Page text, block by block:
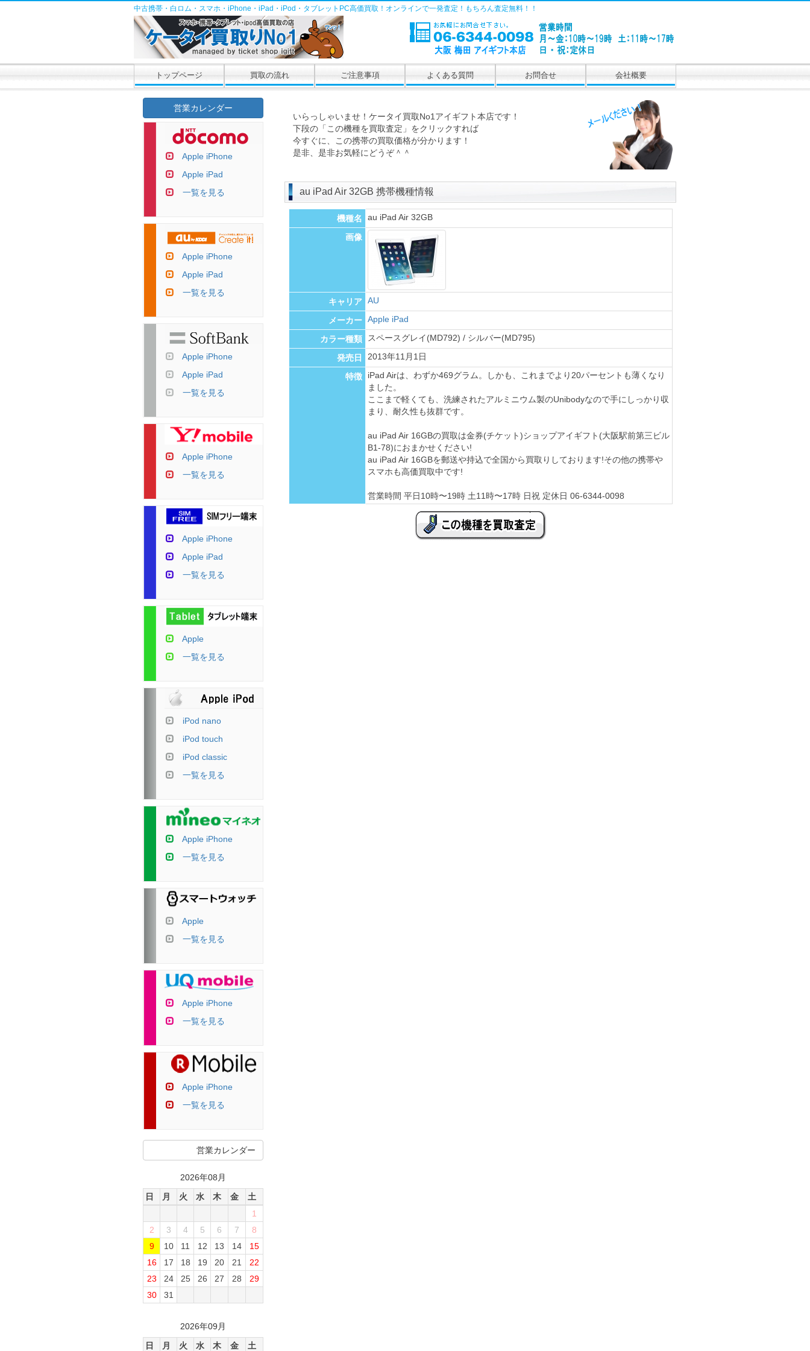
中古携帯・白ロム・スマホ・iPhone・iPad・iPod・タブレットPC高価買取！オンラインで一発査定！もちろん査定無料！！
トップページ 買取の流れ ご注意事項 よくある質問 お問合せ 会社概要
いらっしゃいませ！ケータイ買取No1アイギフト本店です！
下段の「この機種を買取査定」をクリックすれば
今すぐに、この携帯の買取価格が分かります！
是非、是非お気軽にどうぞ＾＾
au iPad Air 32GB 携帯機種情報
機種名 au iPad Air 32GB
画像
キャリア AU
メーカー Apple iPad
カラー種類 スペースグレイ(MD792) / シルバー(MD795)
発売日 2013年11月1日
特徴
iPad Airは、わずか469グラム。しかも、これまでより20パーセントも薄くなり
ました。
ここまで軽くても、洗練されたアルミニウム製のUnibodyなので手にしっかり収
まり、耐久性も抜群です。
au iPad Air 16GBの買取は金券(チケット)ショップアイギフト(大阪駅前第三ビル
B1-78)におまかせください!
au iPad Air 16GBを郵送や持込で全国から買取りしております!その他の携帯や
スマホも高価買取中です!
営業時間 平日10時〜19時 土11時〜17時 日祝 定休日 06-6344-0098
営業カレンダー
Apple iPhone
Apple iPad
一覧を見る
Apple iPhone
Apple iPad
一覧を見る
Apple iPhone
Apple iPad
一覧を見る
Apple iPhone
一覧を見る
Apple iPhone
Apple iPad
一覧を見る
Apple
一覧を見る
iPod nano
iPod touch
iPod classic
一覧を見る
Apple iPhone
一覧を見る
Apple
一覧を見る
Apple iPhone
一覧を見る
Apple iPhone
一覧を見る
営業カレンダー
2026年08月
日
月 火 水 木 金
土
1
2
3 4 5 6 7
8
9
10 11 12 13 14
15
16
17 18 19 20 21
22
23
24 25 26 27 28
29
30
31
2026年09月
日
月 火 水 木 金 土